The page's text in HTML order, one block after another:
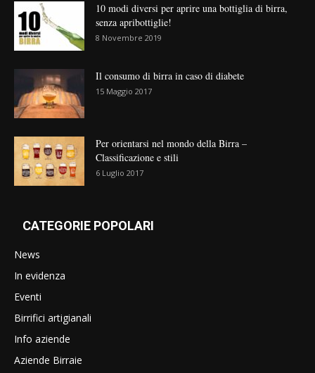
10 modi diversi per aprire una bottiglia di birra,
senza apribottiglie!
8 Novembre 2019
Il consumo di birra in caso di diabete
15 Maggio 2017
Per orientarsi nel mondo della Birra –
Classificazione e stili
6 Luglio 2017
CATEGORIE POPOLARI
News
In evidenza
Eventi
Birrifici artigianali
Info aziende
Aziende Birraie